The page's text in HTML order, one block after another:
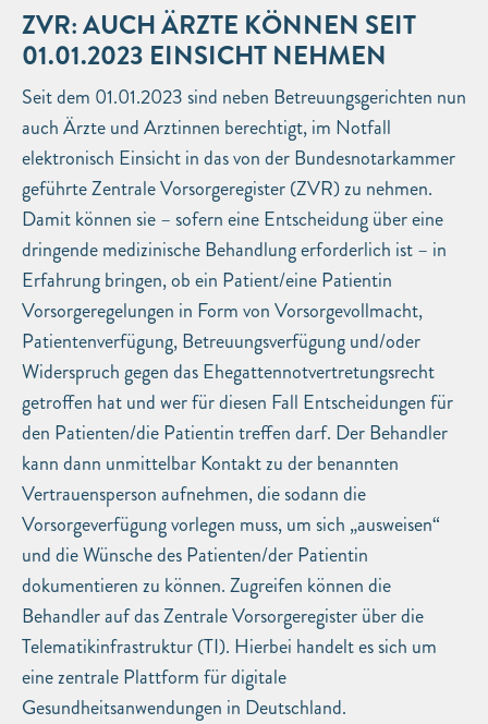
ZVR: AUCH ÄRZTE KÖNNEN SEIT
01.01.2023 EINSICHT NEHMEN
Seit dem 01.01.2023 sind neben Betreuungsgerichten nun
auch Ärzte und Arztinnen berechtigt, im Notfall
elektronisch Einsicht in das von der Bundesnotarkammer
geführte Zentrale Vorsorgeregister (ZVR) zu nehmen.
Damit können sie – sofern eine Entscheidung über eine
dringende medizinische Behandlung erforderlich ist – in
Erfahrung bringen, ob ein Patient/eine Patientin
Vorsorgeregelungen in Form von Vorsorgevollmacht,
Patientenverfügung, Betreuungsverfügung und/oder
Widerspruch gegen das Ehegattennotvertretungsrecht
getroffen hat und wer für diesen Fall Entscheidungen für
den Patienten/die Patientin treffen darf. Der Behandler
kann dann unmittelbar Kontakt zu der benannten
Vertrauensperson aufnehmen, die sodann die
Vorsorgeverfügung vorlegen muss, um sich „ausweisen“
und die Wünsche des Patienten/der Patientin
dokumentieren zu können. Zugreifen können die
Behandler auf das Zentrale Vorsorgeregister über die
Telematikinfrastruktur (TI). Hierbei handelt es sich um
eine zentrale Plattform für digitale
Gesundheitsanwendungen in Deutschland.